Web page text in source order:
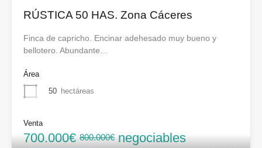
RÚSTICA 50 HAS. Zona Cáceres
Finca de capricho. Encinar adehesado muy bueno y
bellotero. Abundante…
Área
50 hectáreas
Venta
700.000€ 800.000€negociables